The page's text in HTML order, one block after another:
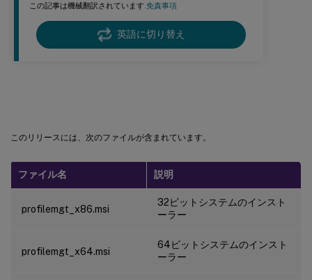
この記事は機械翻訳されています.免責事項
英語に切り替え
このリリースには、次のファイルが含まれています。
ファイル名 説明
profilemgt_x86.msi
32ビットシステムのインスト
ーラー
profilemgt_x64.msi
64ビットシステムのインスト
ーラー